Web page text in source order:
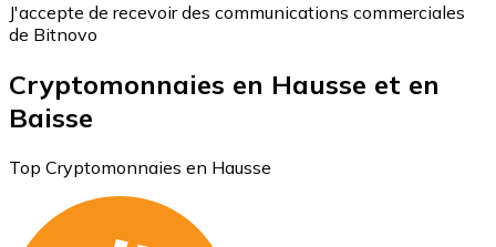
J'accepte de recevoir des communications commerciales
de Bitnovo
Cryptomonnaies en Hausse et en
Baisse
Top Cryptomonnaies en Hausse